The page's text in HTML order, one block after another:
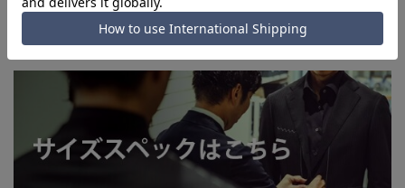
よってはお急ぎ発送サービスを選択できない場合がございま